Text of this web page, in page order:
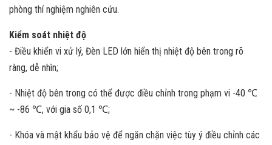
phòng thí nghiệm nghiên cứu.
Kiểm soát nhiệt độ
- Điều khiển vi xử lý, Đèn LED lớn hiển thị nhiệt độ bên trong rõ
ràng, dễ nhìn;
- Nhiệt độ bên trong có thể được điều chỉnh trong phạm vi -40 ℃
~ -86 ℃, với gia số 0,1 ℃;
- Khóa và mật khẩu bảo vệ để ngăn chặn việc tùy ý điều chỉnh các